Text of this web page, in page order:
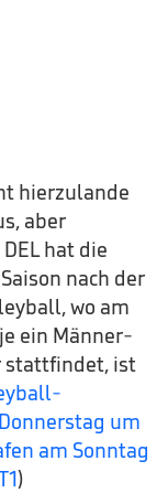
hierzulande
aber
hat die
nach der
wo am
ein Männer-
stattfindet, ist
um
am Sonntag
)